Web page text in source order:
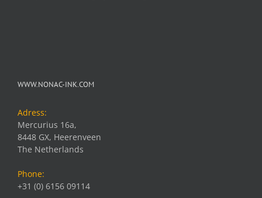
WWW.NONAC-INK.COM
Adress:
Mercurius 16a,
8448 GX, Heerenveen
The Netherlands
Phone:
+31 (0) 6156 09114